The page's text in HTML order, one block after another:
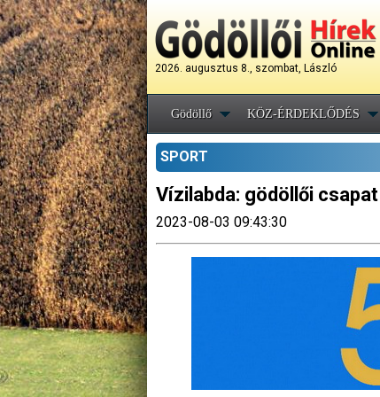
2026. augusztus 8., szombat, László
Gödöllő KÖZ-ÉRDEKLŐDÉS
SPORT
Vízilabda: gödöllői
2023-08-03 09:43:30